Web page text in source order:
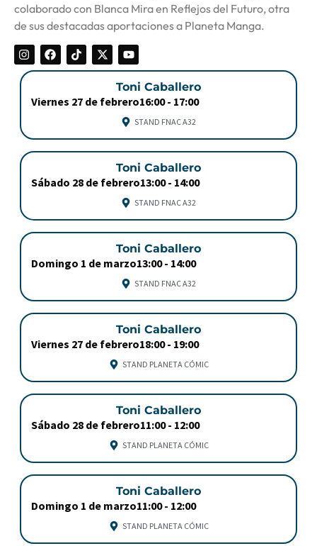
colaborado con Blanca Mira en Reflejos del Futuro, otra
de sus destacadas aportaciones a Planeta Manga.
Toni Caballero
Viernes 27 de febrero16:00 - 17:00
STAND FNAC A32
Toni Caballero
Sábado 28 de febrero13:00 - 14:00
STAND FNAC A32
Toni Caballero
Domingo 1 de marzo13:00 - 14:00
STAND FNAC A32
Toni Caballero
Viernes 27 de febrero18:00 - 19:00
STAND PLANETA CÓMIC
Toni Caballero
Sábado 28 de febrero11:00 - 12:00
STAND PLANETA CÓMIC
Toni Caballero
Domingo 1 de marzo11:00 - 12:00
STAND PLANETA CÓMIC